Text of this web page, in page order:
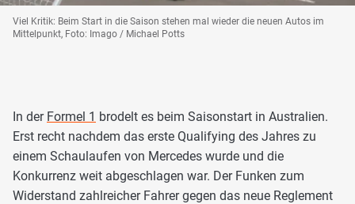
Viel Kritik: Beim Start in die Saison stehen mal wieder die neuen Autos im
Mittelpunkt, Foto: Imago / Michael Potts
In der Formel 1 brodelt es beim Saisonstart in Australien.
Erst recht nachdem das erste Qualifying des Jahres zu
einem Schaulaufen von Mercedes wurde und die
Konkurrenz weit abgeschlagen war. Der Funken zum
Widerstand zahlreicher Fahrer gegen das neue Reglement